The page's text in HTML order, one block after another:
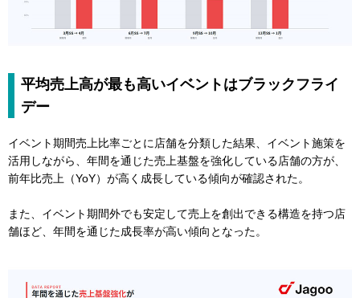
平均売上高が最も高いイベントはブラックフライ
デー
イベント期間売上比率ごとに店舗を分類した結果、イベント施策を
活用しながら、年間を通じた売上基盤を強化している店舗の方が、
前年比売上（YoY）が高く成長している傾向が確認された。
また、イベント期間外でも安定して売上を創出できる構造を持つ店
舗ほど、年間を通じた成長率が高い傾向となった。